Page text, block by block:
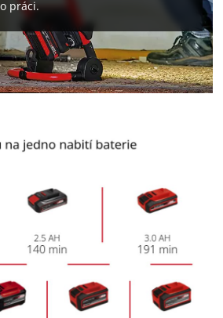
K načtení služby Google Maps
potřebujeme váš souhlas!
práci.